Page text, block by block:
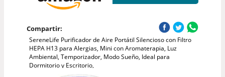
Compartir:
SereneLife Purificador de Aire Portátil Silencioso con Filtro
HEPA H13 para Alergias, Mini con Aromaterapia, Luz
Ambiental, Temporizador, Modo Sueño, Ideal para
Dormitorio y Escritorio,